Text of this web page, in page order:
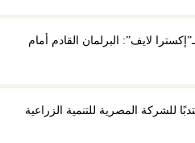
لايف”: البرلمان القادم أمام
للشركة المصرية للتنمية الزراعية